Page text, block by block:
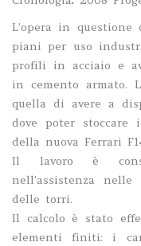
L’opera in
piani per uso
profili in acciaio e
in cemento armato.
quella di avere a
dove poter stoccare
della nuova Ferrari
Il lavoro è
nell’assistenza
delle torri.
Il calcolo è stato
elementi finiti: i